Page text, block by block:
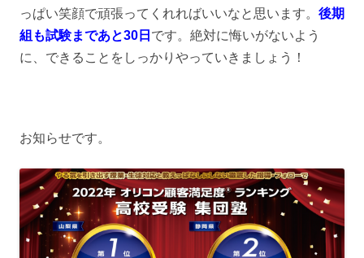
っぱい笑顔で頑張ってくれればいいなと思います。 後期
組も試験まであと30日 です。絶対に悔いがないよう
に、できることをしっかりやっていきましょう！
お知らせです。